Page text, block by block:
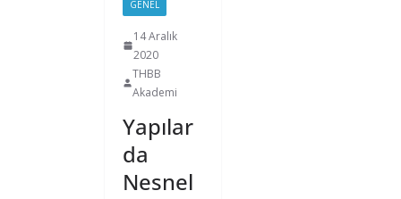
GENEL
14 Aralık
2020
THBB
Akademi
Yapılar
da
Nesnel